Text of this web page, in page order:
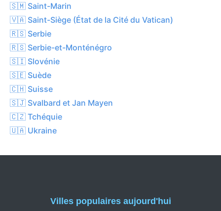
🇸🇲 Saint-Marin
🇻🇦 Saint-Siège (État de la Cité du Vatican)
🇷🇸 Serbie
🇷🇸 Serbie-et-Monténégro
🇸🇮 Slovénie
🇸🇪 Suède
🇨🇭 Suisse
🇸🇯 Svalbard et Jan Mayen
🇨🇿 Tchéquie
🇺🇦 Ukraine
Villes populaires aujourd'hui